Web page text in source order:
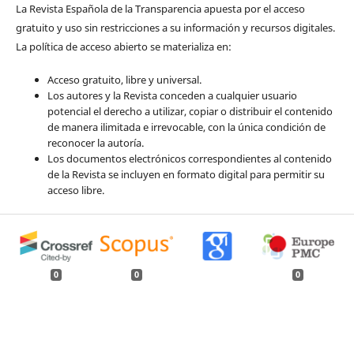
La Revista Española de la Transparencia apuesta por el acceso
gratuito y uso sin restricciones a su información y recursos digitales.
La política de acceso abierto se materializa en:
Acceso gratuito, libre y universal.
Los autores y la Revista conceden a cualquier usuario
potencial el derecho a utilizar, copiar o distribuir el contenido
de manera ilimitada e irrevocable, con la única condición de
reconocer la autoría.
Los documentos electrónicos correspondientes al contenido
de la Revista se incluyen en formato digital para permitir su
acceso libre.
0 0 0